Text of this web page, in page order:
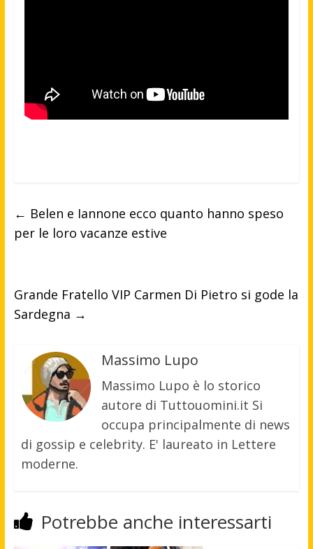
← Belen e Iannone ecco quanto hanno speso
per le loro vacanze estive
Grande Fratello VIP Carmen Di Pietro si gode la
Sardegna →
Massimo Lupo
Massimo Lupo è lo storico
autore di Tuttouomini.it Si
occupa principalmente di news
di gossip e celebrity. E' laureato in Lettere
moderne.
Potrebbe anche interessarti